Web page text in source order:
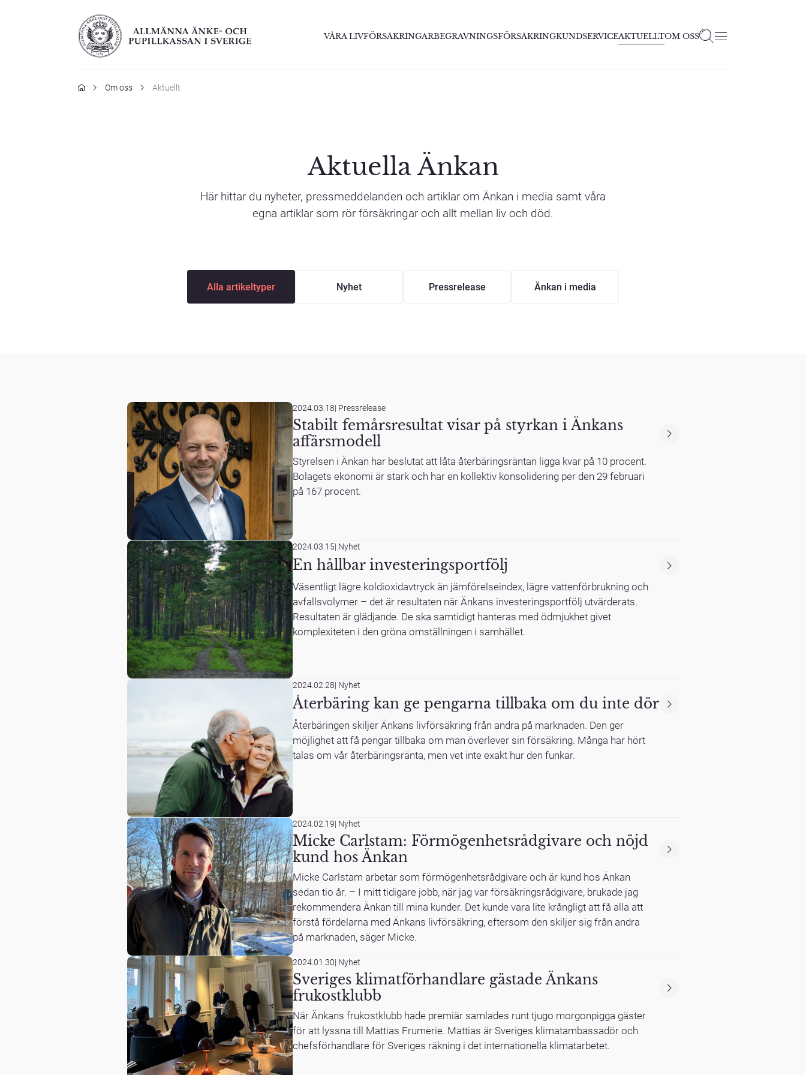
VÅRA LIVFÖRSÄKRINGARBEGRAVNINGSFÖRSÄKRINGKUNDSERVICEAKTUELLTOM OSS
Hem Om oss Aktuellt
Aktuella Änkan
Här hittar du nyheter, pressmeddelanden och artiklar om Änkan i media samt våra
egna artiklar som rör försäkringar och allt mellan liv och död.
Alla artikeltyper
Nyhet Pressrelease Änkan i media
2024.03.18| Pressrelease
Stabilt femårsresultat visar på styrkan i Änkans
affärsmodell
Styrelsen i Änkan har beslutat att låta återbäringsräntan ligga kvar på 10 procent.
Bolagets ekonomi är stark och har en kollektiv konsolidering per den 29 februari
på 167 procent.
2024.03.15| Nyhet
En hållbar investeringsportfölj
Väsentligt lägre koldioxidavtryck än jämförelseindex, lägre vattenförbrukning och
avfallsvolymer – det är resultaten när Änkans investeringsportfölj utvärderats.
Resultaten är glädjande. De ska samtidigt hanteras med ödmjukhet givet
komplexiteten i den gröna omställningen i samhället.
2024.02.28| Nyhet
Återbäring kan ge pengarna tillbaka om du inte dör
Återbäringen skiljer Änkans livförsäkring från andra på marknaden. Den ger
möjlighet att få pengar tillbaka om man överlever sin försäkring. Många har hört
talas om vår återbäringsränta, men vet inte exakt hur den funkar.
2024.02.19| Nyhet
Micke Carlstam: Förmögenhetsrådgivare och nöjd
kund hos Änkan
Micke Carlstam arbetar som förmögenhetsrådgivare och är kund hos Änkan
sedan tio år. – I mitt tidigare jobb, när jag var försäkringsrådgivare, brukade jag
rekommendera Änkan till mina kunder. Det kunde vara lite krångligt att få alla att
förstå fördelarna med Änkans livförsäkring, eftersom den skiljer sig från andra
på marknaden, säger Micke.
2024.01.30| Nyhet
Sveriges klimatförhandlare gästade Änkans
frukostklubb
När Änkans frukostklubb hade premiär samlades runt tjugo morgonpigga gäster
för att lyssna till Mattias Frumerie. Mattias är Sveriges klimatambassadör och
chefsförhandlare för Sveriges räkning i det internationella klimatarbetet.